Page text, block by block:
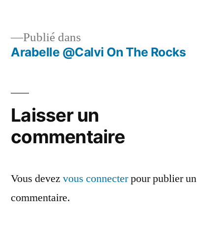
Navigation
l’article
Publié dans
Arabelle @Calvi On The Rocks
Laisser un
commentaire
Vous devez vous connecterpour publier un
commentaire.